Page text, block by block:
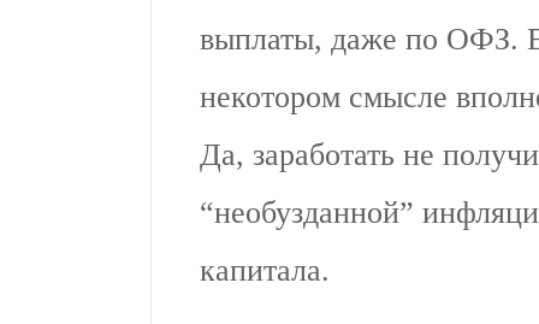
выплаты, даже по ОФЗ.
некотором смысле
Да, заработать не
“необузданной”
капитала.